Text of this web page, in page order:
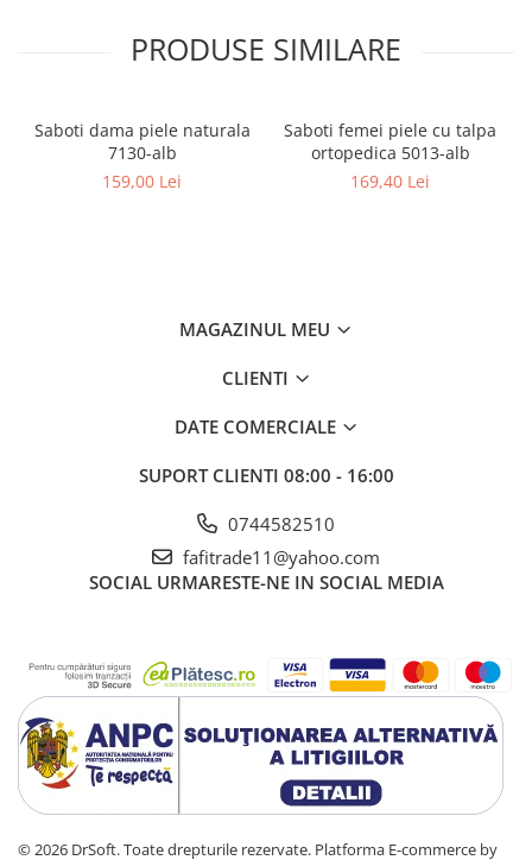
PRODUSE SIMILARE
Saboti dama piele naturala
7130-alb
159,00 Lei
Saboti femei piele cu talpa
ortopedica 5013-alb
169,40 Lei
MAGAZINUL MEU
CLIENTI
DATE COMERCIALE
SUPORT CLIENTI 08:00 - 16:00
0744582510
fafitrade11@yahoo.com
SOCIAL URMARESTE-NE IN SOCIAL MEDIA
© 2026 DrSoft. Toate drepturile rezervate. Platforma E-commerce by